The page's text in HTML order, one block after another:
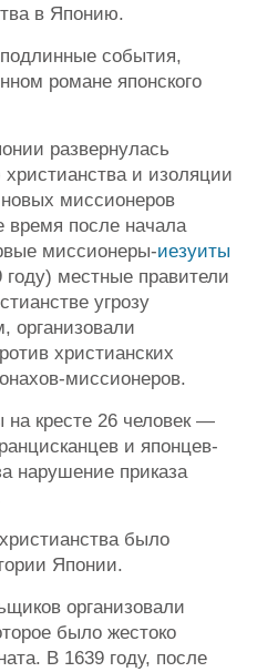
в Японию.
события,
романе японского
развернулась
и изоляции
миссионеров
время после начала
миссионеры-иезуиты
местные правители
угрозу
организовали
христианских
миссионеров.
кресте 26 человек —
и японцев-
нарушение приказа
было
Японии.
организовали
было жестоко
В 1639 году, после